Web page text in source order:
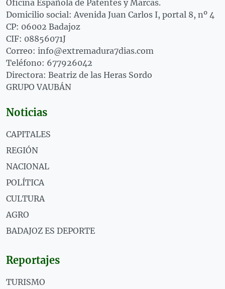
Oficina Española de Patentes y Marcas.
Domicilio social: Avenida Juan Carlos I, portal 8, nº 4
CP: 06002 Badajoz
CIF: 08856071J
Correo: info@extremadura7dias.com
Teléfono: 677926042
Directora: Beatriz de las Heras Sordo
GRUPO VAUBÁN
Noticias
CAPITALES
REGIÓN
NACIONAL
POLÍTICA
CULTURA
AGRO
BADAJOZ ES DEPORTE
Reportajes
TURISMO